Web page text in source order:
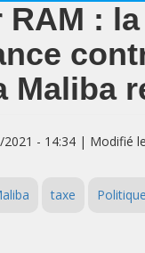
RAM :
Maliba
2021 - 14:34 | Modifié
taxe Politique